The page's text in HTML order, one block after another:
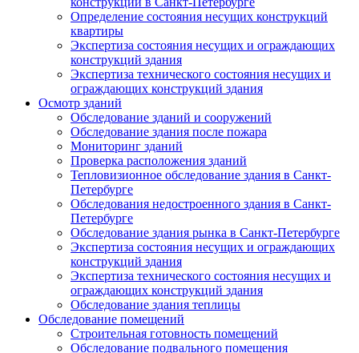
Определение состояния несущих конструкций
квартиры
Экспертиза состояния несущих и ограждающих
конструкций здания
Экспертиза технического состояния несущих и
ограждающих конструкций здания
Осмотр зданий
Обследование зданий и сооружений
Обследование здания после пожара
Мониторинг зданий
Проверка расположения зданий
Тепловизионное обследование здания в Санкт-
Петербурге
Обследования недостроенного здания в Санкт-
Петербурге
Обследование здания рынка в Санкт-Петербурге
Экспертиза состояния несущих и ограждающих
конструкций здания
Экспертиза технического состояния несущих и
ограждающих конструкций здания
Обследование здания теплицы
Обследование помещений
Строительная готовность помещений
Обследование подвального помещения